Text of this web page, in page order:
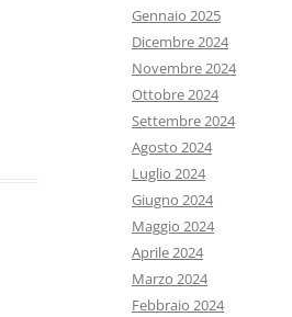
Gennaio 2025
Dicembre 2024
Novembre 2024
Ottobre 2024
Settembre 2024
Agosto 2024
Luglio 2024
Giugno 2024
Maggio 2024
Aprile 2024
Marzo 2024
Febbraio 2024